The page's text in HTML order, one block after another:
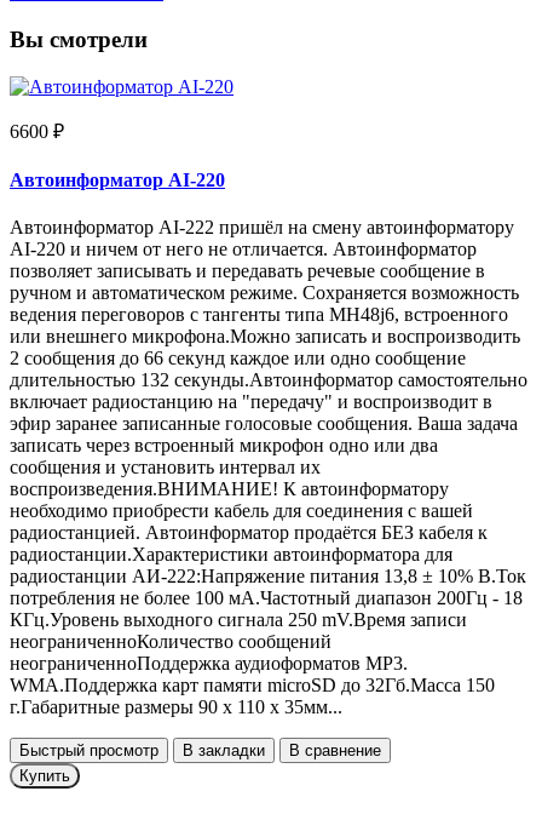
Вы смотрели
6600 ₽
Автоинформатор AI-220
Автоинформатор AI-222 пришёл на смену автоинформатору
AI-220 и ничем от него не отличается. Автоинформатор
позволяет записывать и передавать речевые сообщение в
ручном и автоматическом режиме. Cохраняется возможность
ведения переговоров с тангенты типа MH48j6, встроенного
или внешнего микрофона.Можно записать и воспроизводить
2 сообщения до 66 секунд каждое или одно сообщение
длительностью 132 секунды.Автоинформатор самостоятельно
включает радиостанцию на "передачу" и воспроизводит в
эфир заранее записанные голосовые сообщения. Ваша задача
записать через встроенный микрофон одно или два
сообщения и установить интервал их
воспроизведения.ВНИМАНИЕ! К автоинформатору
необходимо приобрести кабель для соединения с вашей
радиостанцией. Автоинформатор продаётся БЕЗ кабеля к
радиостанции.Характеристики автоинформатора для
радиостанции АИ-222:Напряжение питания 13,8 ± 10% В.Ток
потребления не более 100 мА.Частотный диапазон 200Гц - 18
КГц.Уровень выходного сигнала 250 mV.Время записи
неограниченноКоличество сообщений
неограниченноПоддержка аудиоформатов MP3.
WMA.Поддержка карт памяти microSD до 32Гб.Масса 150
г.Габаритные размеры 90 х 110 х 35мм...
Быстрый просмотр В закладки
В сравнение
Купить